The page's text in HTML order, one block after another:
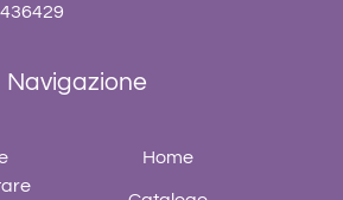
Navigazione
Home